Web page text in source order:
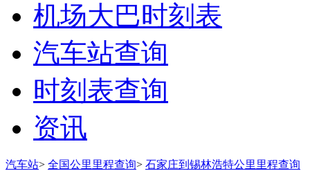
机场大巴时刻表
汽车站查询
时刻表查询
资讯
汽车站> 全国公里里程查询> 石家庄到锡林浩特公里里程查询